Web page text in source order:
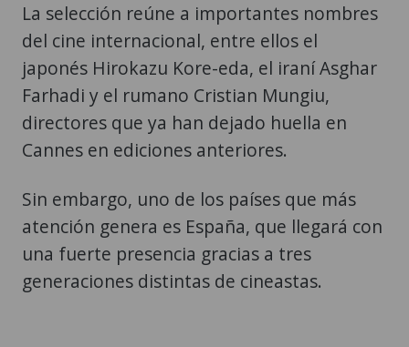
La selección reúne a importantes nombres
del cine internacional, entre ellos el
japonés Hirokazu Kore-eda, el iraní Asghar
Farhadi y el rumano Cristian Mungiu,
directores que ya han dejado huella en
Cannes en ediciones anteriores.
Sin embargo, uno de los países que más
atención genera es España, que llegará con
una fuerte presencia gracias a tres
generaciones distintas de cineastas.